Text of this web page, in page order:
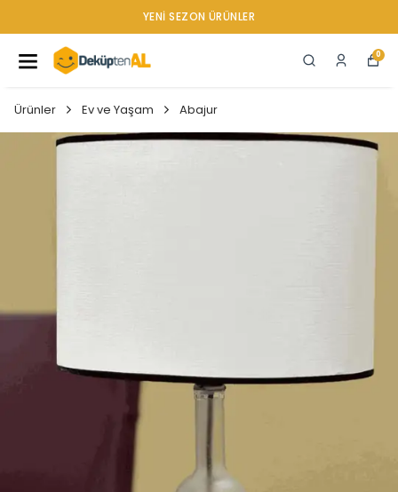
YENI SEZON ÜRÜNLER
0
Ürünler Ev ve Yaşam Abajur